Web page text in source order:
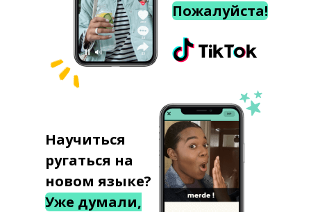
Пожалуйста!
Научиться
ругаться на
новом языке?
Уже думали,